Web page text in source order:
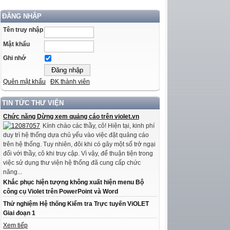
ĐĂNG NHẬP
Tên truy nhập
Mật khẩu
Ghi nhớ
Quên mật khẩu ĐK thành viên
TIN TỨC THƯ VIỆN
Chức năng Dừng xem quảng cáo trên violet.vn
Kính chào các thầy, cô! Hiện tại, kinh phí
duy trì hệ thống dựa chủ yếu vào việc đặt quảng cáo
trên hệ thống. Tuy nhiên, đôi khi có gây một số trở ngại
đối với thầy, cô khi truy cập. Vì vậy, để thuận tiện trong
việc sử dụng thư viện hệ thống đã cung cấp chức
năng...
Khắc phục hiện tượng không xuất hiện menu Bộ
công cụ Violet trên PowerPoint và Word
Thử nghiệm Hệ thống Kiểm tra Trực tuyến ViOLET
Giai đoạn 1
Xem tiếp